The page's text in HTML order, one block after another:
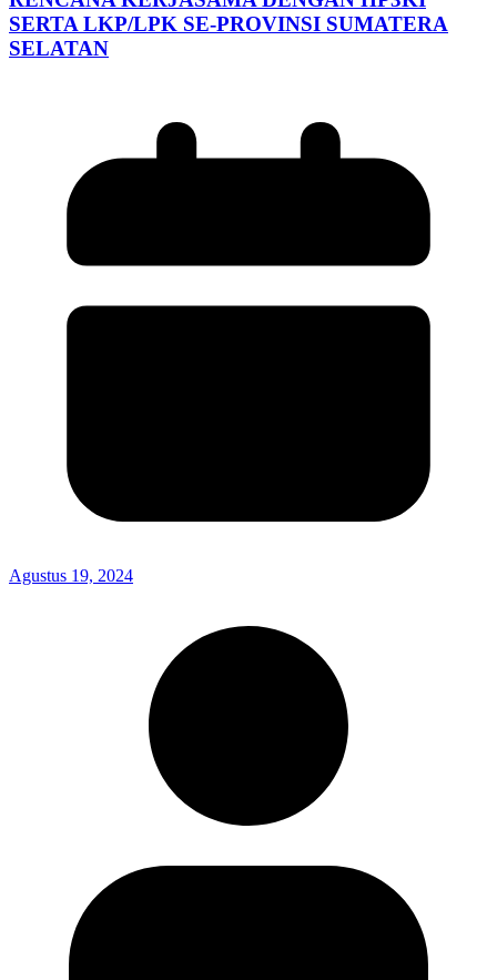
SERTA LKP/LPK SE-PROVINSI SUMATERA
SELATAN
Agustus 19, 2024